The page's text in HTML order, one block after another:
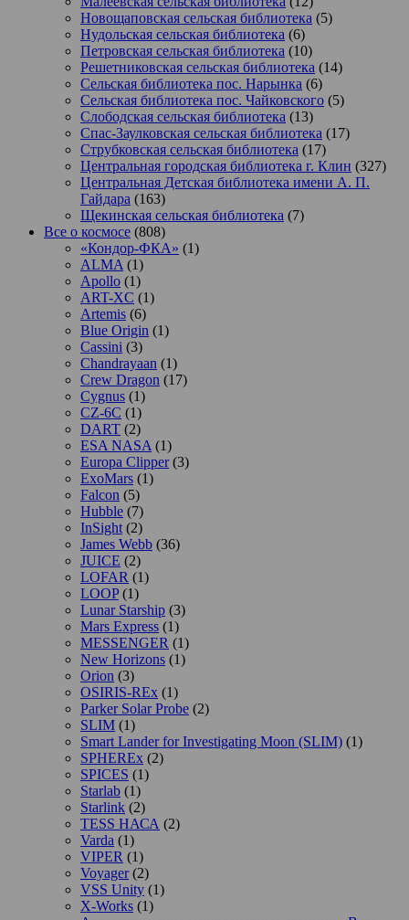
Новощаповская сельская библиотека (5)
Нудольская сельская библиотека (6)
Петровская сельская библиотека (10)
Решетниковская сельская библиотека (14)
Сельская библиотека пос. Нарынка (6)
Сельская библиотека пос. Чайковского (5)
Слободская сельская библиотека (13)
Спас-Заулковская сельская библиотека (17)
Струбковская сельская библиотека (17)
Центральная городская библиотека г. Клин (327)
Центральная Детская библиотека имени А. П.
Гайдара (163)
Щекинская сельская библиотека (7)
Все о космосе (808)
«Кондор-ФКА» (1)
ALMA (1)
Apollo (1)
ART-XC (1)
Artemis (6)
Blue Origin (1)
Cassini (3)
Chandrayaan (1)
Crew Dragon (17)
Cygnus (1)
CZ-6C (1)
DART (2)
ESA NASA (1)
Europa Clipper(3)
ExoMars (1)
Falcon (5)
Hubble (7)
InSight (2)
James Webb (36)
JUICE (2)
LOFAR (1)
LOOP(1)
Lunar Starship (3)
Mars Express (1)
MESSENGER (1)
New Horizons (1)
Orion (3)
OSIRIS-REx (1)
Parker Solar Probe (2)
SLIM (1)
Smart Lander for Investigating Moon (SLIM) (1)
SPHEREx (2)
SPICES (1)
Starlab (1)
Starlink (2)
TESS НАСА (2)
Varda (1)
VIPER (1)
Voyager(2)
VSS Unity (1)
X-Works (1)